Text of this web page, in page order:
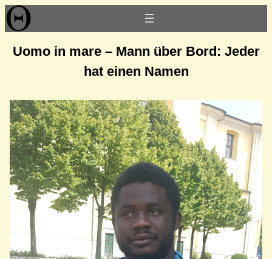
Zum
Inhalt
Uomo in mare – Mann über Bord: Jeder
hat einen Namen